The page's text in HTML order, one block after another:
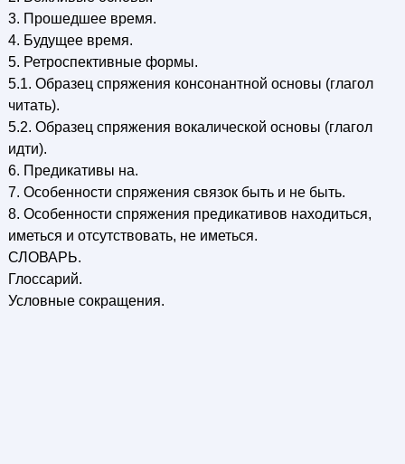
3. Прошедшее время.
4. Будущее время.
5. Ретроспективные формы.
5.1. Образец спряжения консонантной основы (глагол
читать).
5.2. Образец спряжения вокалической основы (глагол
идти).
6. Предикативы на.
7. Особенности спряжения связок быть и не быть.
8. Особенности спряжения предикативов находиться,
иметься и отсутствовать, не иметься.
СЛОВАРЬ.
Глоссарий.
Условные сокращения.